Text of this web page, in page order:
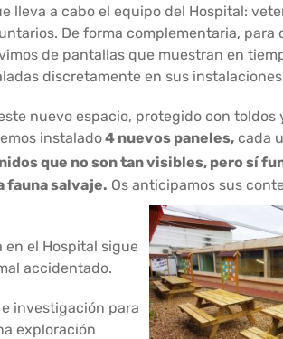
lleva a cabo el equipo del Hospital:
De forma complementaria, para
de pantallas que muestran en
discretamente en sus
nuevo espacio, protegido con toldos
instalado4 nuevos paneles,cada
que no son tan visibles, pero sí
fauna salvaje. Os anticipamos sus
en el Hospital sigue
accidentado.
investigación para
exploración